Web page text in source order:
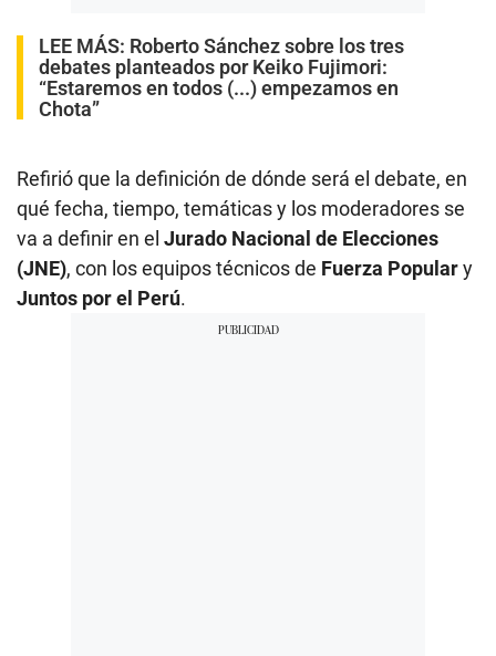
LEE MÁS: Roberto Sánchez sobre los tres
debates planteados por Keiko Fujimori:
“Estaremos en todos (...) empezamos en
Chota”
Refirió que la definición de dónde será el debate, en
qué fecha, tiempo, temáticas y los moderadores se
va a definir en el Jurado Nacional de Elecciones
(JNE), con los equipos técnicos de Fuerza Populary
Juntos por el Perú.